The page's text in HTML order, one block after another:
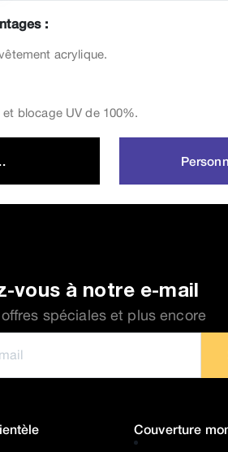
:
acrylique.
blocage UV de 100%.
vous à notre e-mail
spéciales et plus encore
Couverture